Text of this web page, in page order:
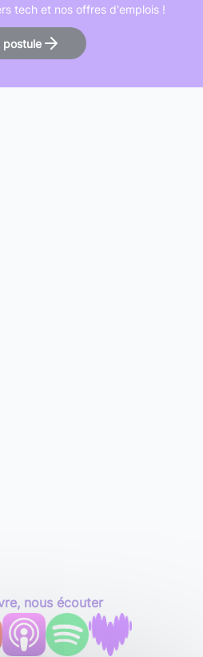
tech et nos offres d'emplois !
postule
nous écouter